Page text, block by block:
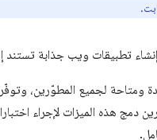
تطبيقات ويب جذابة تستند
ومتاحة لجميع المطوّرين،
دمج هذه الميزات لإجراء